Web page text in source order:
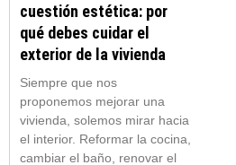
cuestión estética: por
qué debes cuidar el
exterior de la vivienda
Siempre que nos
proponemos mejorar una
vivienda, solemos mirar hacia
el interior. Reformar la cocina,
cambiar el baño, renovar el